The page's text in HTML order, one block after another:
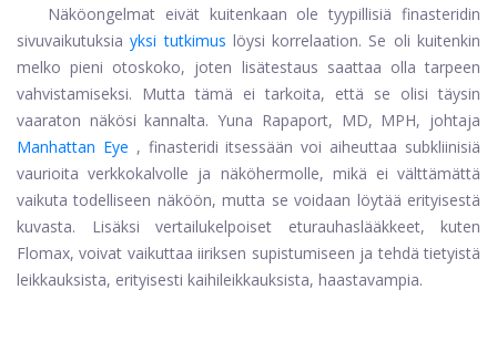
Näköongelmat eivät kuitenkaan ole tyypillisiä finasteridin
sivuvaikutuksia yksi tutkimus löysi korrelaation. Se oli kuitenkin
melko pieni otoskoko, joten lisätestaus saattaa olla tarpeen
vahvistamiseksi. Mutta tämä ei tarkoita, että se olisi täysin
vaaraton näkösi kannalta. Yuna Rapaport, MD, MPH, johtaja
Manhattan Eye , finasteridi itsessään voi aiheuttaa subkliinisiä
vaurioita verkkokalvolle ja näköhermolle, mikä ei välttämättä
vaikuta todelliseen näköön, mutta se voidaan löytää erityisestä
kuvasta. Lisäksi vertailukelpoiset eturauhaslääkkeet, kuten
Flomax, voivat vaikuttaa iiriksen supistumiseen ja tehdä tietyistä
leikkauksista, erityisesti kaihileikkauksista, haastavampia.